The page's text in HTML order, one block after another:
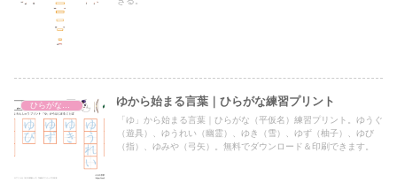
ひらがな練習プリント ゆから始まる言葉｜ひらがな練習プリント
「ゆ」から始まる言葉｜ひらがな（平仮名）練習プリント。ゆうぐ
（遊具）、ゆうれい（幽霊）、ゆき（雪）、ゆず（柚子）、ゆび
（指）、ゆみや（弓矢）。無料でダウンロード＆印刷できます。